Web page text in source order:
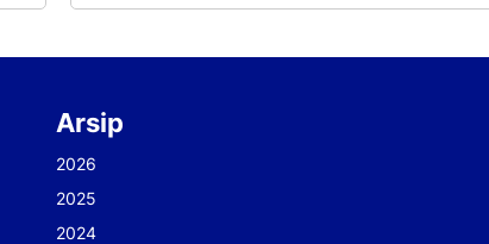
Arsip
2026
2025
2024